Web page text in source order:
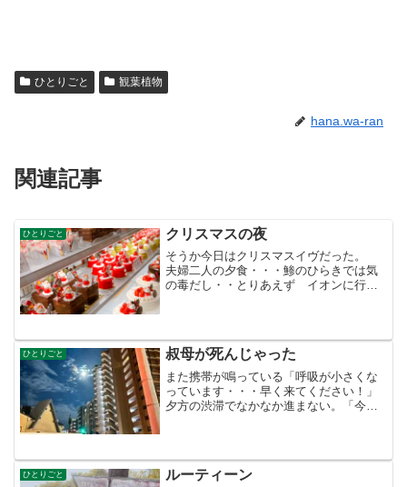
ひとりごと 観葉植物
hana.wa-ran
関連記事
ひとりごと クリスマスの夜
そうか今日はクリスマスイヴだった。
夫婦二人の夕食・・・鯵のひらきでは気
の毒だし・・とりあえず イオンに行っ
うせ買っても喜びもしない...
ひとりごと 叔母が死んじゃった
また携帯が鳴っている「呼吸が小さくな
っています・・・早く来てください！」
夕方の渋滞でなかなか進まない。「今ど
行く船に乗るぞ！という時、...
ひとりごと ルーティーン